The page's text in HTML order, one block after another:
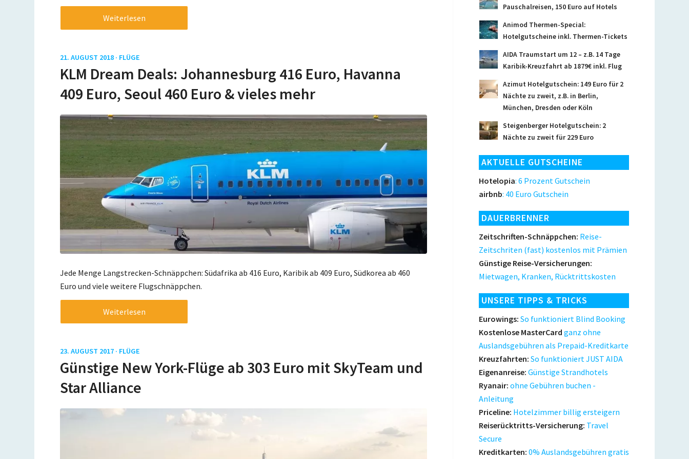
Weiterlesen
21. AUGUST 2018 · FLÜGE
KLM Dream Deals: Johannesburg 416 Euro, Havanna
409 Euro, Seoul 460 Euro & vieles mehr
Jede Menge Langstrecken-Schnäppchen: Südafrika ab 416 Euro, Karibik ab 409 Euro, Südkorea ab 460
Euro und viele weitere Flugschnäppchen.
Weiterlesen
23. AUGUST 2017 · FLÜGE
Günstige New York-Flüge ab 303 Euro mit SkyTeam und
Star Alliance
Pauschalreisen, 150 Euro auf Hotels
Animod Thermen-Special:
Hotelgutscheine inkl. Thermen-Tickets
AIDA Traumstart um 12 – z.B. 14 Tage
Karibik-Kreuzfahrt ab 1879€ inkl. Flug
Azimut Hotelgutschein: 149 Euro für 2
Nächte zu zweit, z.B. in Berlin,
München, Dresden oder Köln
Steigenberger Hotelgutschein: 2
Nächte zu zweit für 229 Euro
AKTUELLE GUTSCHEINE
Hotelopia: 6 Prozent Gutschein
airbnb: 40 Euro Gutschein
DAUERBRENNER
Zeitschriften-Schnäppchen: Reise-
Zeitschriten (fast) kostenlos mit Prämien
Günstige Reise-Versicherungen:
Mietwagen, Kranken, Rücktrittskosten
UNSERE TIPPS & TRICKS
Eurowings: So funktioniert Blind Booking
Kostenlose MasterCard ganz ohne
Auslandsgebühren als Prepaid-Kreditkarte
Kreuzfahrten: So funktioniert JUST AIDA
Eigenanreise: Günstige Strandhotels
Ryanair: ohne Gebühren buchen -
Anleitung
Priceline: Hotelzimmer billig ersteigern
Reiserücktritts-Versicherung: Travel
Secure
Kreditkarten: 0% Auslandsgebühren gratis